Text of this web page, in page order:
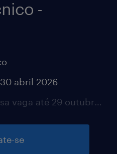
-
abril 2026
inscrições para essa vaga até 29 outubro 2026
se